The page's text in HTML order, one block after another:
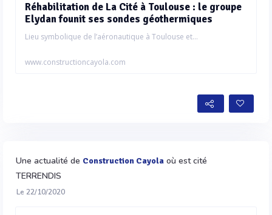
Réhabilitation de La Cité à Toulouse : le groupe
Elydan founit ses sondes géothermiques
Lieu symbolique de l’aéronautique à Toulouse et...
www.constructioncayola.com
Une actualité de Construction Cayola où est cité
TERRENDIS
Le 22/10/2020